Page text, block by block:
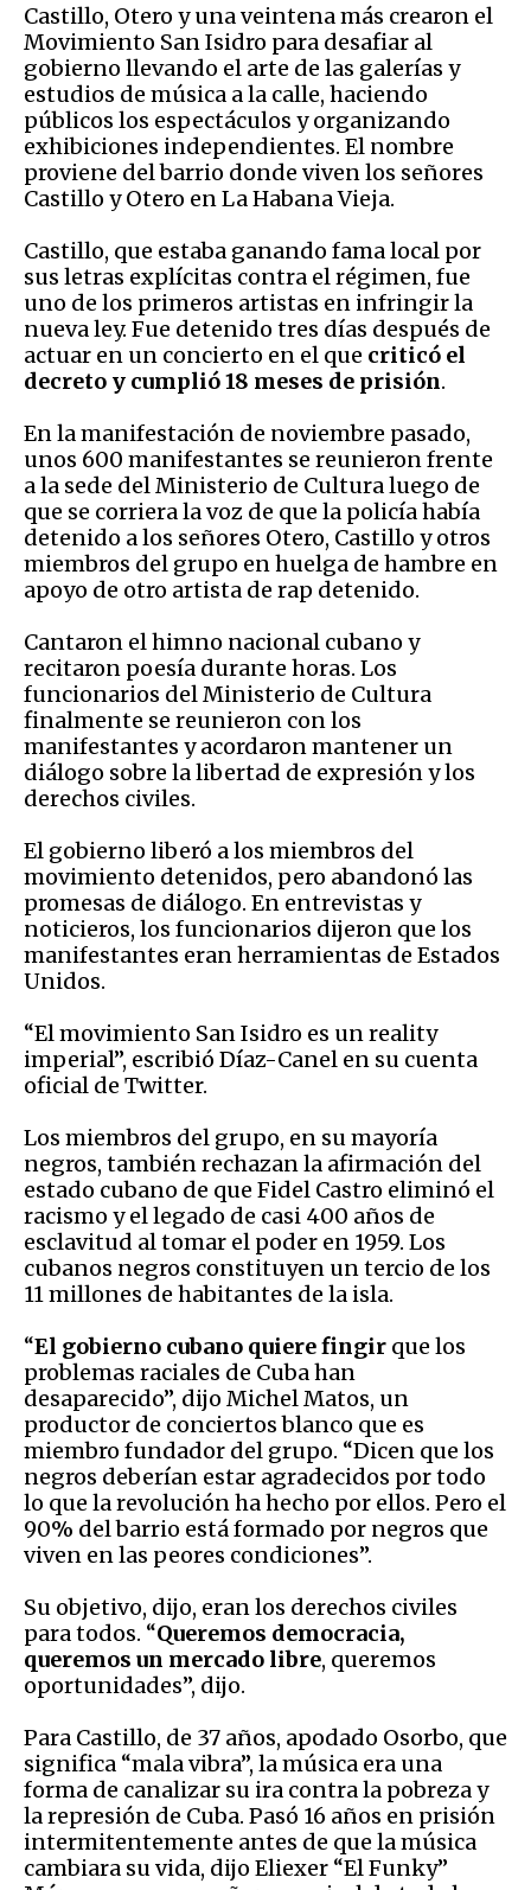
Castillo, Otero y una veintena más crearon el
Movimiento San Isidro para desafiar al
gobierno llevando el arte de las galerías y
estudios de música a la calle, haciendo
públicos los espectáculos y organizando
exhibiciones independientes. El nombre
proviene del barrio donde viven los señores
Castillo y Otero en La Habana Vieja.
Castillo, que estaba ganando fama local por
sus letras explícitas contra el régimen, fue
uno de los primeros artistas en infringir la
nueva ley. Fue detenido tres días después de
actuar en un concierto en el que criticó el
decreto y cumplió 18 meses de prisión.
En la manifestación de noviembre pasado,
unos 600 manifestantes se reunieron frente
a la sede del Ministerio de Cultura luego de
que se corriera la voz de que la policía había
detenido a los señores Otero, Castillo y otros
miembros del grupo en huelga de hambre en
apoyo de otro artista de rap detenido.
Cantaron el himno nacional cubano y
recitaron poesía durante horas. Los
funcionarios del Ministerio de Cultura
finalmente se reunieron con los
manifestantes y acordaron mantener un
diálogo sobre la libertad de expresión y los
derechos civiles.
El gobierno liberó a los miembros del
movimiento detenidos, pero abandonó las
promesas de diálogo. En entrevistas y
noticieros, los funcionarios dijeron que los
manifestantes eran herramientas de Estados
Unidos.
“El movimiento San Isidro es un reality
imperial”, escribió Díaz-Canel en su cuenta
oficial de Twitter.
Los miembros del grupo, en su mayoría
negros, también rechazan la afirmación del
estado cubano de que Fidel Castro eliminó el
racismo y el legado de casi 400 años de
esclavitud al tomar el poder en 1959. Los
cubanos negros constituyen un tercio de los
11 millones de habitantes de la isla.
“El gobierno cubano quiere fingir que los
problemas raciales de Cuba han
desaparecido”, dijo Michel Matos, un
productor de conciertos blanco que es
miembro fundador del grupo. “Dicen que los
negros deberían estar agradecidos por todo
lo que la revolución ha hecho por ellos. Pero el
90% del barrio está formado por negros que
viven en las peores condiciones”.
Su objetivo, dijo, eran los derechos civiles
para todos. “Queremos democracia,
queremos un mercado libre, queremos
oportunidades”, dijo.
Para Castillo, de 37 años, apodado Osorbo, que
significa “mala vibra”, la música era una
forma de canalizar su ira contra la pobreza y
la represión de Cuba. Pasó 16 años en prisión
intermitentemente antes de que la música
cambiara su vida, dijo Eliexer “El Funky”